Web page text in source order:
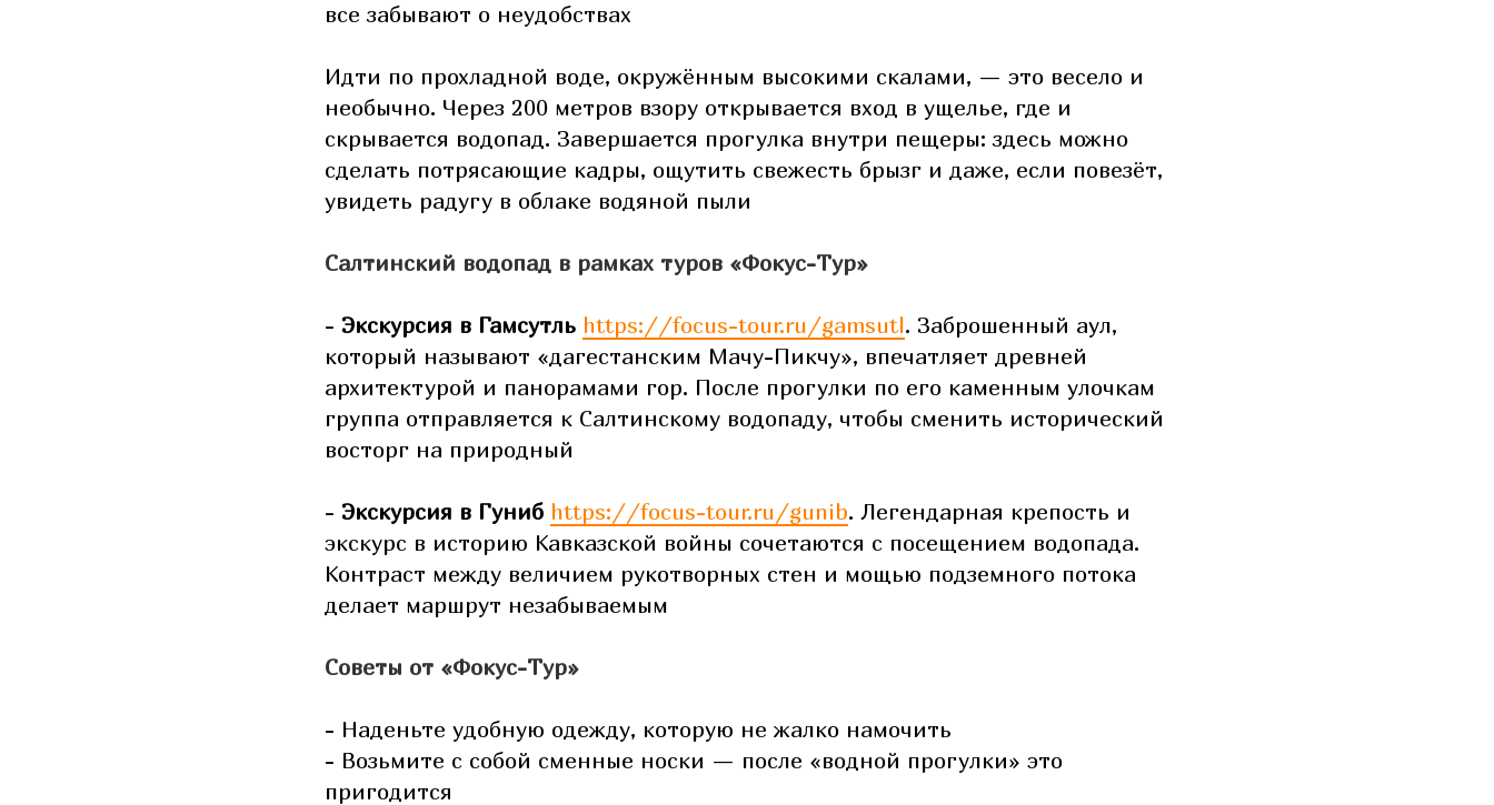
все забывают о неудобствах
Идти по прохладной воде, окружённым высокими скалами, — это весело и
необычно. Через 200 метров взору открывается вход в ущелье, где и
скрывается водопад. Завершается прогулка внутри пещеры: здесь можно
сделать потрясающие кадры, ощутить свежесть брызг и даже, если повезёт,
увидеть радугу в облаке водяной пыли
Салтинский водопад в рамках туров «Фокус-Тур»
- Экскурсия в Гамсутль https://focus-tour.ru/gamsutl. Заброшенный аул,
который называют «дагестанским Мачу-Пикчу», впечатляет древней
архитектурой и панорамами гор. После прогулки по его каменным улочкам
группа отправляется к Салтинскому водопаду, чтобы сменить исторический
восторг на природный
- Экскурсия в Гуниб https://focus-tour.ru/gunib. Легендарная крепость и
экскурс в историю Кавказской войны сочетаются с посещением водопада.
Контраст между величием рукотворных стен и мощью подземного потока
делает маршрут незабываемым
Советы от «Фокус-Тур»
- Наденьте удобную одежду, которую не жалко намочить
- Возьмите с собой сменные носки — после «водной прогулки» это
пригодится